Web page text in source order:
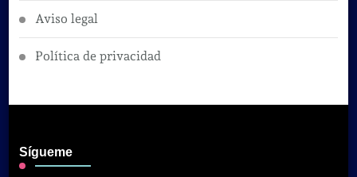
Aviso legal
Política de privacidad
Sígueme